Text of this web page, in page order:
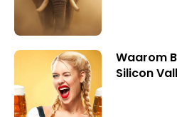
Waarom
Silicon